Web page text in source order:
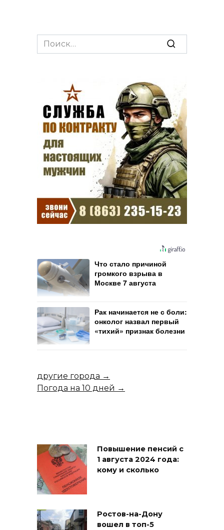
Search
for:
Что стало причиной
громкого взрыва в
Москве 7 августа
Рак начинается не с боли:
онколог назвал первый
«тихий» признак болезни
другие города →
Погода на 10 дней →
Повышение пенсий с
1 августа 2024 года:
кому и сколько
Ростов-на-Дону
вошел в топ-5